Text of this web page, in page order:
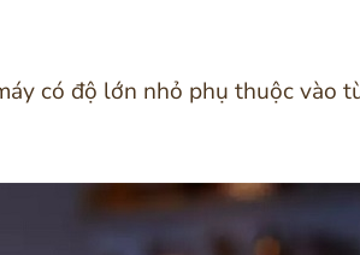
có độ lớn nhỏ phụ thuộc vào